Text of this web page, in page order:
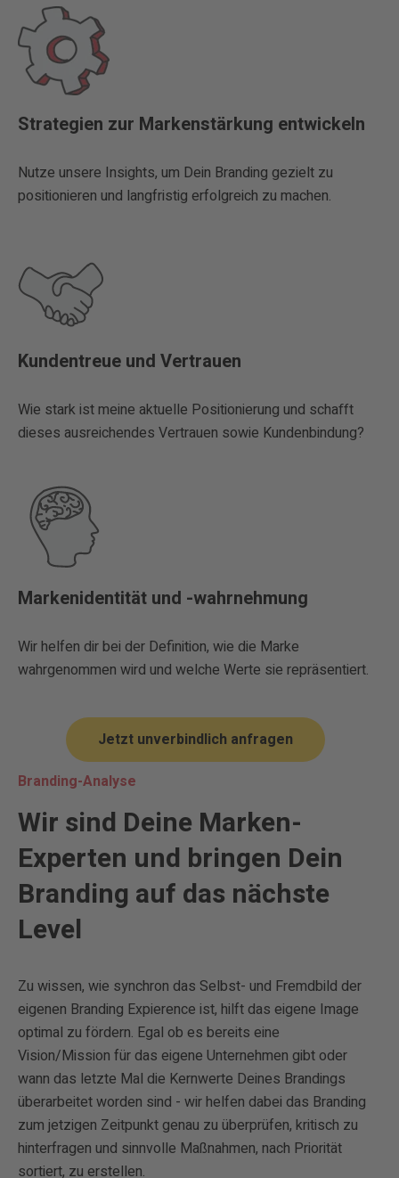
Strategien zur Markenstärkung entwickeln
Nutze unsere Insights, um Dein Branding gezielt zu
positionieren und langfristig erfolgreich zu machen.
Kundentreue und Vertrauen
Wie stark ist meine aktuelle Positionierung und schafft
dieses ausreichendes Vertrauen sowie Kundenbindung?
Markenidentität und -wahrnehmung
Wir helfen dir bei der Definition, wie die Marke
wahrgenommen wird und welche Werte sie repräsentiert.
Jetzt unverbindlich anfragen
Branding-Analyse
Wir sind Deine Marken-
Experten und bringen Dein
Branding auf das nächste
Level
Zu wissen, wie synchron das Selbst- und Fremdbild der
eigenen Branding Expierence ist, hilft das eigene Image
optimal zu fördern. Egal ob es bereits eine
Vision/Mission für das eigene Unternehmen gibt oder
wann das letzte Mal die Kernwerte Deines Brandings
überarbeitet worden sind - wir helfen dabei das Branding
zum jetzigen Zeitpunkt genau zu überprüfen, kritisch zu
hinterfragen und sinnvolle Maßnahmen, nach Priorität
sortiert, zu erstellen.